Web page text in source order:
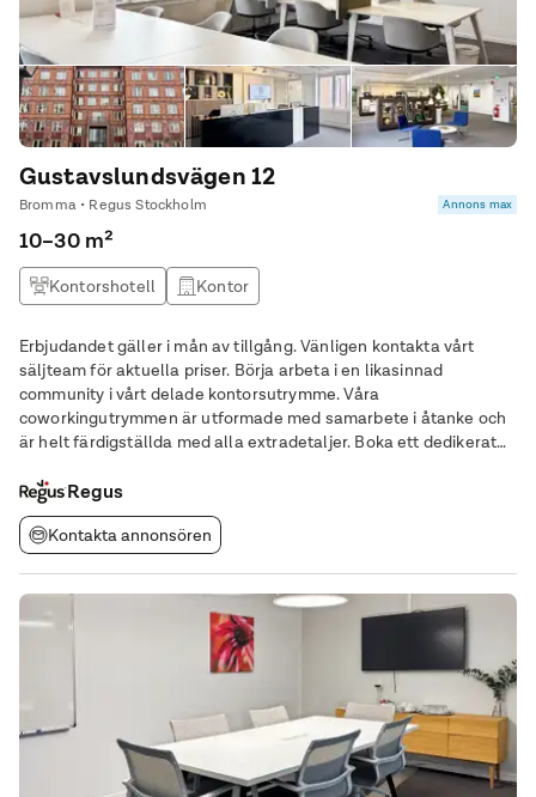
Gustavslundsvägen 12
Bromma • Regus Stockholm Annons max
10–30 m²
Kontorshotell Kontor
Erbjudandet gäller i mån av tillgång. Vänligen kontakta vårt
säljteam för aktuella priser. Börja arbeta i en likasinnad
community i vårt delade kontorsutrymme. Våra
coworkingutrymmen är utformade med samarbete i åtanke och
är helt färdigställda med alla extradetaljer. Boka ett dedikerat
alternativ. Öppna din verksamhet för nya
Regus
Kontakta annonsören